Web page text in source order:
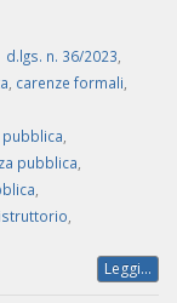
d.lgs. n. 36/2023
carenze formali
pubblica
pubblica
Leggi...